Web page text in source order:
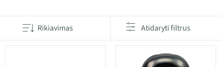
Rikiavimas Atidaryti filtrus